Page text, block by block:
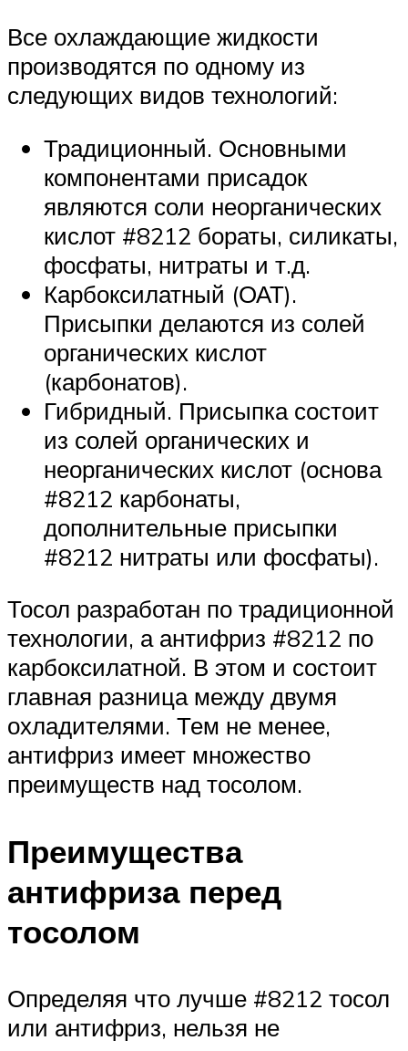
Все охлаждающие жидкости
производятся по одному из
следующих видов технологий:
Традиционный. Основными
компонентами присадок
являются соли неорганических
кислот #8212 бораты, силикаты,
фосфаты, нитраты и т.д.
Карбоксилатный (ОАТ).
Присыпки делаются из солей
органических кислот
(карбонатов).
Гибридный. Присыпка состоит
из солей органических и
неорганических кислот (основа
#8212 карбонаты,
дополнительные присыпки
#8212 нитраты или фосфаты).
Тосол разработан по традиционной
технологии, а антифриз #8212 по
карбоксилатной. В этом и состоит
главная разница между двумя
охладителями. Тем не менее,
антифриз имеет множество
преимуществ над тосолом.
Преимущества
антифриза перед
тосолом
Определяя что лучше #8212 тосол
или антифриз, нельзя не